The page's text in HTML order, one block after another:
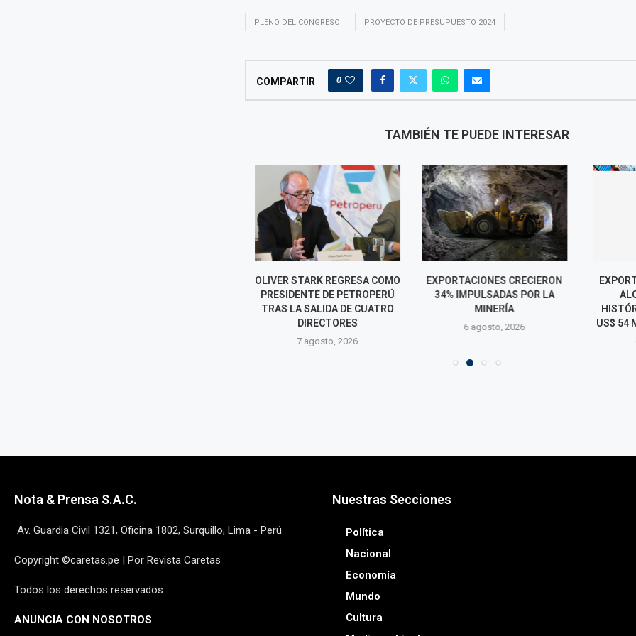
PLENO DEL CONGRESO PROYECTO DE PRESUPUESTO 2024
COMPARTIR 0
TAMBIÉN TE PUEDE INTERESAR
OLIVER STARK REGRESA COMO
PRESIDENTE DE PETROPERÚ
TRAS LA SALIDA DE CUATRO
DIRECTORES
7 agosto, 2026
EXPORTACIONES CRECIERON
34% IMPULSADAS POR LA
MINERÍA
6 agosto, 2026
HISTÓRICO
US$ 54 MIL
6
Nota & Prensa S.A.C.
Av. Guardia Civil 1321, Oficina 1802, Surquillo, Lima - Perú
Copyright ©caretas.pe | Por Revista Caretas
Todos los derechos reservados
ANUNCIA CON NOSOTROS
Nuestras Secciones
Política
Nacional
Economía
Mundo
Cultura